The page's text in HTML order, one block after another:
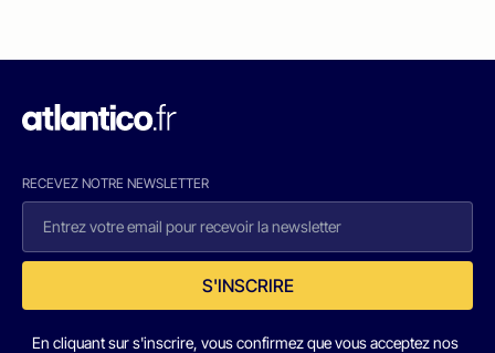
RECEVEZ NOTRE NEWSLETTER
S'INSCRIRE
En cliquant sur s'inscrire, vous confirmez que vous acceptez nos